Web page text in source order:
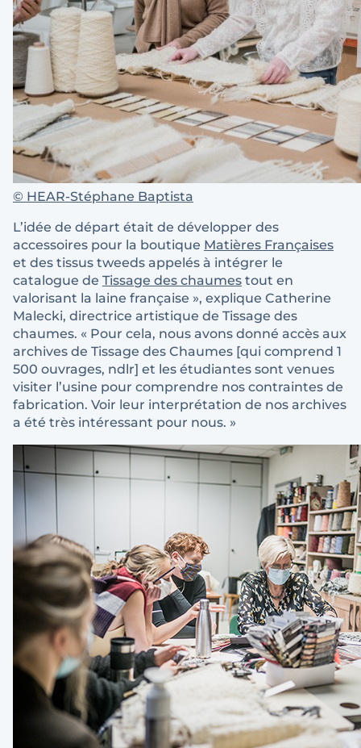
© HEAR-Stéphane Baptista
L’idée de départ était de développer des
accessoires pour la boutique Matières Françaises
et des tissus tweeds appelés à intégrer le
catalogue de Tissage des chaumes tout en
valorisant la laine française », explique Catherine
Malecki, directrice artistique de Tissage des
chaumes. « Pour cela, nous avons donné accès aux
archives de Tissage des Chaumes [qui comprend 1
500 ouvrages, ndlr] et les étudiantes sont venues
visiter l’usine pour comprendre nos contraintes de
fabrication. Voir leur interprétation de nos archives
a été très intéressant pour nous. »